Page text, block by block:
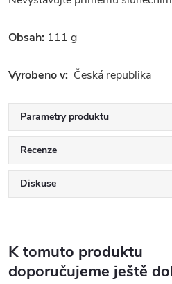
Obsah: 111 g
Vyrobeno v: Česká republika
Parametry produktu
Recenze
Diskuse
K tomuto produktu
doporučujeme ještě